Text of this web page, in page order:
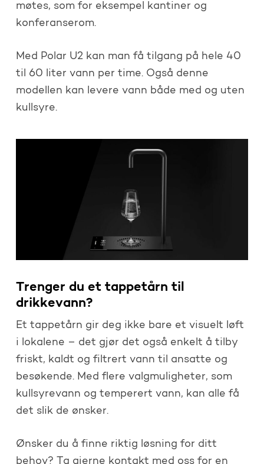
møtes, som for eksempel kantiner og
konferanserom.
Med Polar U2 kan man få tilgang på hele 40
til 60 liter vann per time. Også denne
modellen kan levere vann både med og uten
kullsyre.
Trenger du et tappetårn til
drikkevann?
Et tappetårn gir deg ikke bare et visuelt løft
i lokalene – det gjør det også enkelt å tilby
friskt, kaldt og filtrert vann til ansatte og
besøkende. Med flere valgmuligheter, som
kullsyrevann og temperert vann, kan alle få
det slik de ønsker.
Ønsker du å finne riktig løsning for ditt
behov? Ta gjerne kontakt med oss for en